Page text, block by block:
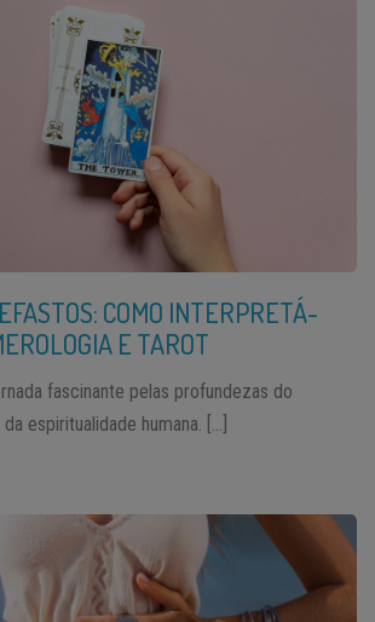
COMO INTERPRETÁ-
E TAROT
fascinante pelas profundezas do
espiritualidade humana. […]